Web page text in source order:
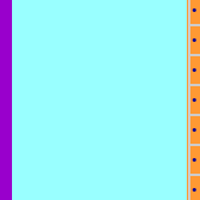
•
•
•
•
•
•
•